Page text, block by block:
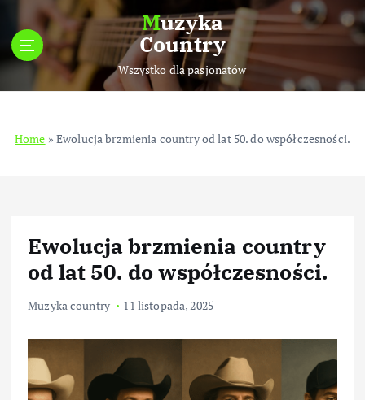
p
t
Muzyka
Country
Wszystko dla pasjonatów
Home »Ewolucja brzmienia country od lat 50. do współczesności.
Ewolucja brzmienia country
od lat 50. do współczesności.
Muzyka country 11 listopada, 2025